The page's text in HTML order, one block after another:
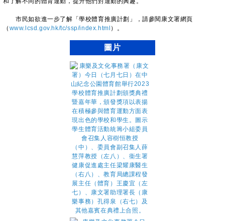
市民如欲進一步了解「學校體育推廣計劃」，請參閱康文署網頁
（ www.lcsd.gov.hk/tc/ssp/index.html ）。
圖片